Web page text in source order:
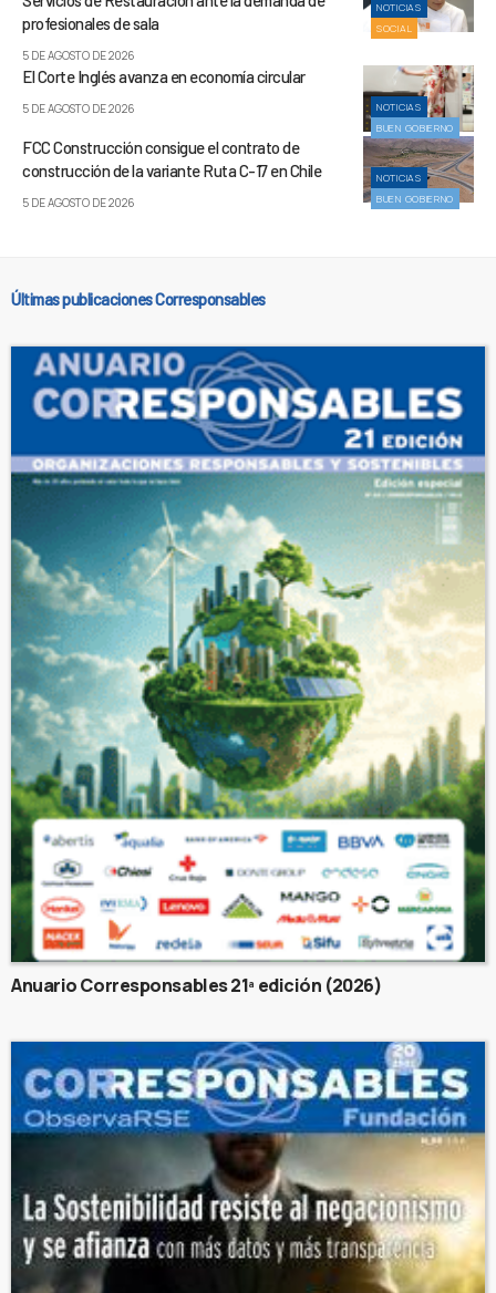
NOTICIAS
SOCIAL
profesionales de sala
5 DE AGOSTO DE 2026
NOTICIAS
BUEN GOBIERNO
El Corte Inglés avanza en economía circular
5 DE AGOSTO DE 2026
NOTICIAS
BUEN GOBIERNO
FCC Construcción consigue el contrato de
construcción de la variante Ruta C-17 en Chile
5 DE AGOSTO DE 2026
Últimas publicaciones Corresponsables
Anuario Corresponsables 21ª edición (2026)